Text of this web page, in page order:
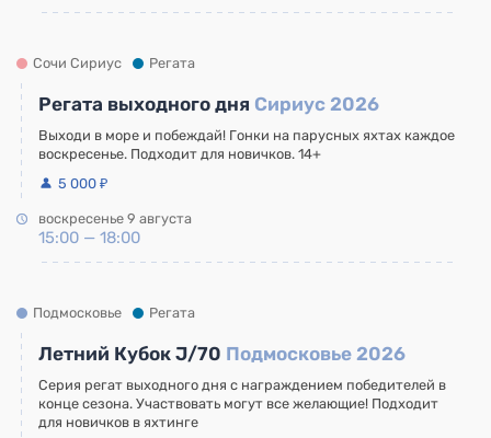
Сочи Сириус Регата
Регата выходного дня Сириус 2026
Выходи в море и побеждай! Гонки на парусных яхтах каждое
воскресенье. Подходит для новичков. 14+
5 000 ₽
воскресенье 9 августа
15:00 — 18:00
Подмосковье Регата
Летний Кубок J/70 Подмосковье 2026
Серия регат выходного дня с награждением победителей в
конце сезона. Участвовать могут все желающие! Подходит
для новичков в яхтинге